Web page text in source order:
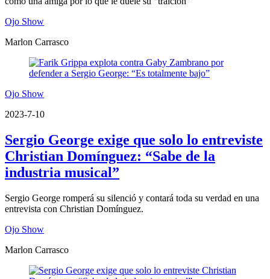
Ojo Show
Marlon Carrasco
Ojo Show
2023-7-10
Sergio George exige que solo lo entreviste
Christian Domínguez: “Sabe de la
industria musical”
Sergio George romperá su silenció y contará toda su verdad en una
entrevista con Christian Domínguez.
Ojo Show
Marlon Carrasco